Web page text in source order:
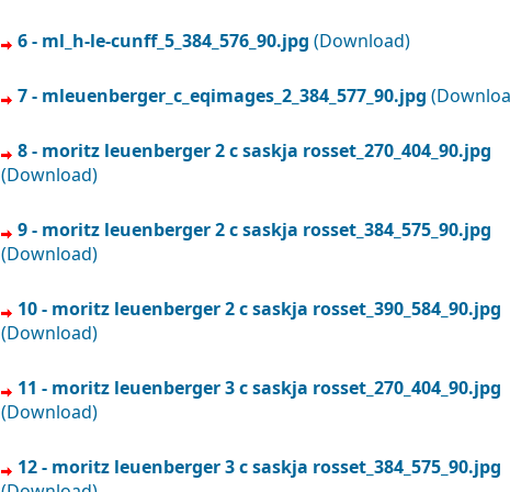
6 - ml_h-le-cunff_5_384_576_90.jpg (Download)
7 - mleuenberger_c_eqimages_2_384_577_90.jpg
8 - moritz leuenberger 2 c saskja rosset_270_404_90.jpg
(Download)
9 - moritz leuenberger 2 c saskja rosset_384_575_90.jpg
(Download)
10 - moritz leuenberger 2 c saskja rosset_390_584_90.jpg
(Download)
11 - moritz leuenberger 3 c saskja rosset_270_404_90.jpg
(Download)
12 - moritz leuenberger 3 c saskja rosset_384_575_90.jpg